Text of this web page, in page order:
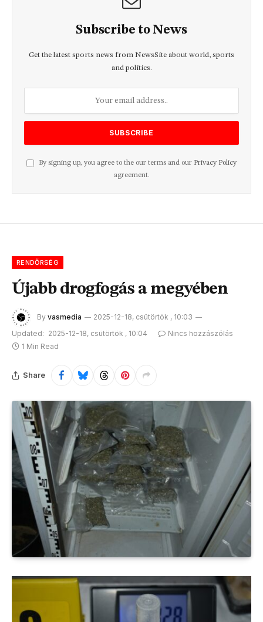
Subscribe to News
Get the latest sports news from NewsSite about world, sports
and politics.
By signing up, you agree to the our terms and our Privacy Policy
agreement.
RENDŐRSÉG
Újabb drogfogás a megyében
By vasmedia
2025-12-18, csütörtök , 10:03
Updated: 2025-12-18, csütörtök , 10:04
Nincs hozzászólás
1 Min Read
Share